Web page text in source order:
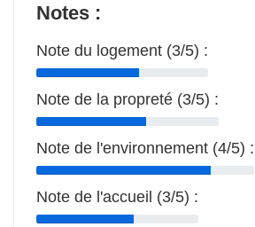
Notes :
Note du logement (3/5) :
Note de la propreté (3/5) :
Note de l'environnement (4/5) :
Note de l'accueil (3/5) :